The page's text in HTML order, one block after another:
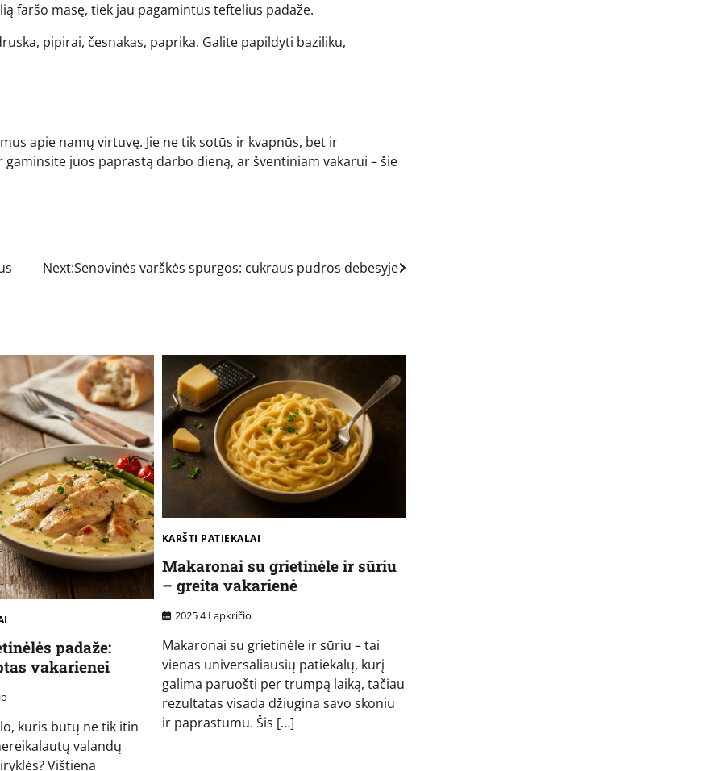
faršo masę, tiek jau pagamintus teftelius padaže.
pipirai, česnakas, paprika. Galite papildyti baziliku,
apie namų virtuvę. Jie ne tik sotūs ir kvapnūs, bet ir
juos paprastą darbo dieną, ar šventiniam vakarui – šie
Next:Senovinės varškės spurgos: cukraus pudros debesyje
padaže:
vakarienei
kuris būtų ne tik itin
valandų
Vištiena
KARŠTI PATIEKALAI
Makaronai su grietinėle ir sūriu
– greita vakarienė
2025 4 Lapkričio
Makaronai su grietinėle ir sūriu – tai
vienas universaliausių patiekalų, kurį
galima paruošti per trumpą laiką, tačiau
rezultatas visada džiugina savo skoniu
ir paprastumu. Šis […]